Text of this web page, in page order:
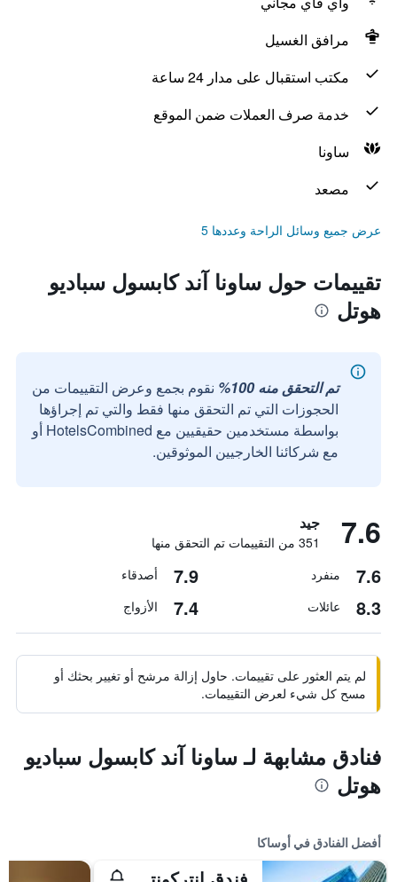
مرافق الغسيل
مكتب استقبال على مدار 24 ساعة
خدمة صرف العملات ضمن الموقع
ساونا
مصعد
عرض جميع وسائل الراحة وعددها 5
تقييمات حول ساونا آند كابسول سباديو
هوتل
تم التحقق منه 100%
نقوم بجمع وعرض التقييمات من
الحجوزات التي تم التحقق منها فقط والتي تم إجراؤها
بواسطة مستخدمين حقيقيين مع HotelsCombined أو
مع شركائنا الخارجيين الموثوقين.
7.6 جيد
351 من التقييمات تم التحقق منها
7.6 منفرد 7.9 أصدقاء
8.3 عائلات 7.4 الأزواج
لم يتم العثور على تقييمات. حاول إزالة مرشح أو تغيير بحثك أو
مسح كل شيء لعرض التقييمات.
فنادق مشابهة لـ ساونا آند كابسول سباديو
هوتل
أفضل الفنادق في أوساكا